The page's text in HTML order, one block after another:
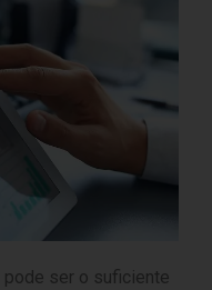
pode ser o suficiente